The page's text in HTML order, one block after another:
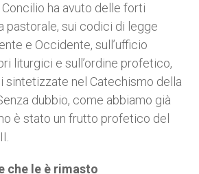
ha avuto delle forti
pastorale, sui codici di legge
e Occidente, sull’ufficio
liturgici e sull’ordine profetico,
sintetizzate nel Catechismo della
dubbio, come abbiamo già
è stato un frutto profetico del
che le è rimasto